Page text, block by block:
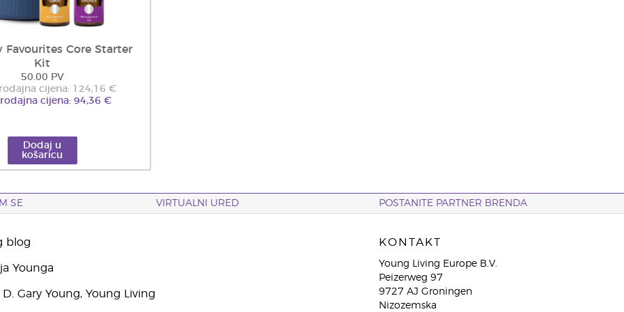
Favourites Core Starter
Kit
50.00 PV
cijena: 124,16 €
cijena: 94,36 €
Dodaj u
košaricu
SE VIRTUALNI URED POSTANITE PARTNER BRENDA
blog
Younga
Gary Young, Young Living
KONTAKT
Young Living Europe B.V.
Peizerweg 97
9727 AJ Groningen
Nizozemska